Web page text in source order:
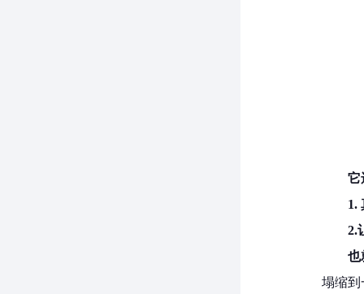
它
1.
2.
也
塌缩到